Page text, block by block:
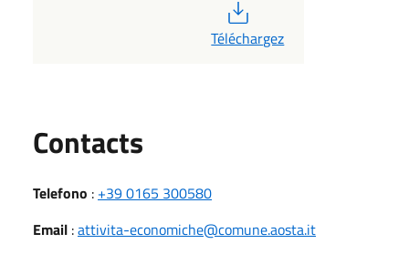
Téléchargez
Contacts
Telefono : +39 0165 300580
Email :attivita-economiche@comune.aosta.it